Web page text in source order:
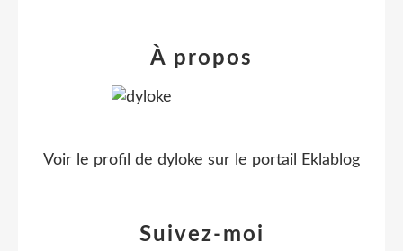
Suivez-moi
À propos
Voir le profil de dyloke sur le portail Eklablog